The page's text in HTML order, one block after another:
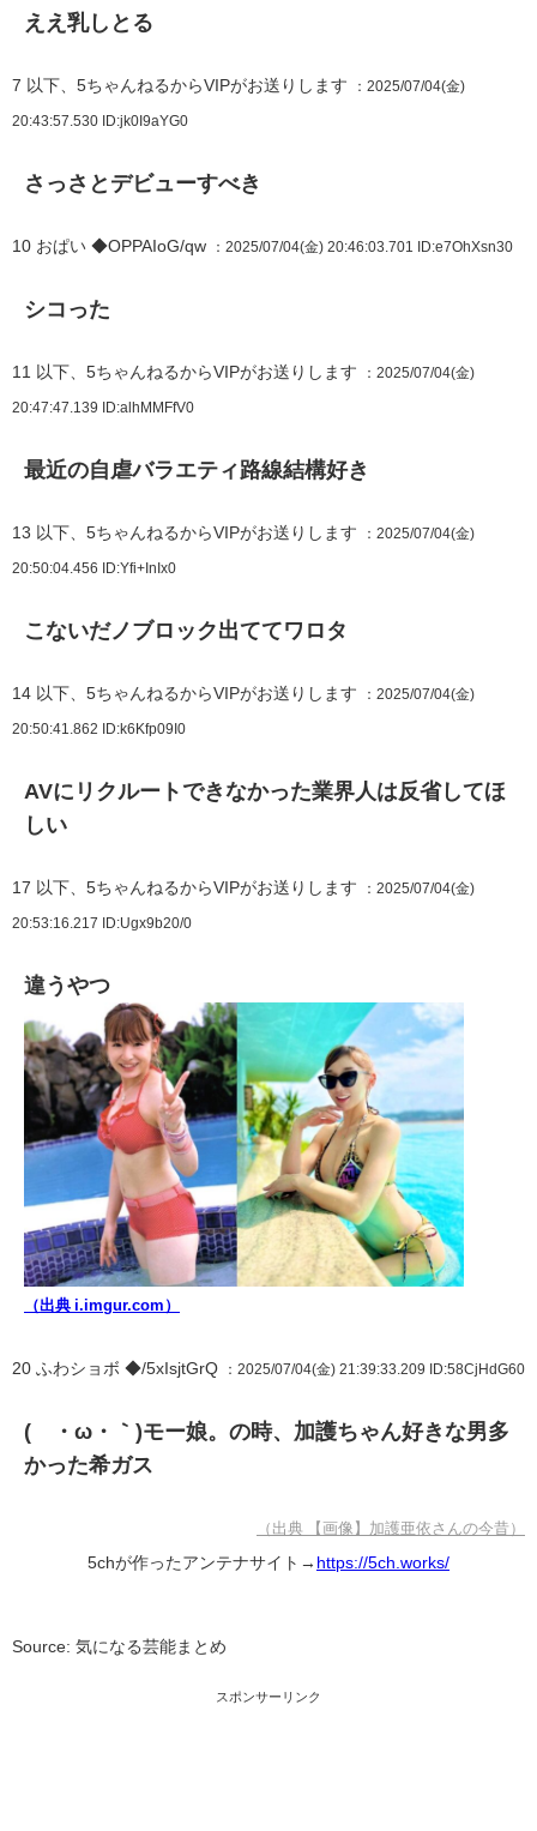
ええ乳しとる
7 以下、5ちゃんねるからVIPがお送りします ：2025/07/04(金)
20:43:57.530 ID:jk0I9aYG0
さっさとデビューすべき
10 おぱい ◆OPPAIoG/qw ：2025/07/04(金) 20:46:03.701 ID:e7OhXsn30
シコった
11 以下、5ちゃんねるからVIPがお送りします ：2025/07/04(金)
20:47:47.139 ID:alhMMFfV0
最近の自虐バラエティ路線結構好き
13 以下、5ちゃんねるからVIPがお送りします ：2025/07/04(金)
20:50:04.456 ID:Yfi+InIx0
こないだノブロック出ててワロタ
14 以下、5ちゃんねるからVIPがお送りします ：2025/07/04(金)
20:50:41.862 ID:k6Kfp09I0
AVにリクルートできなかった業界人は反省してほ
しい
17 以下、5ちゃんねるからVIPがお送りします ：2025/07/04(金)
20:53:16.217 ID:Ugx9b20/0
違うやつ
（出典 i.imgur.com）
20 ふわショボ ◆/5xIsjtGrQ ：2025/07/04(金) 21:39:33.209 ID:58CjHdG60
(´・ω・｀)モー娘。の時、加護ちゃん好きな男多
かった希ガス
（出典 【画像】加護亜依さんの今昔）
5chが作ったアンテナサイト→ https://5ch.works/
Source: 気になる芸能まとめ
スポンサーリンク